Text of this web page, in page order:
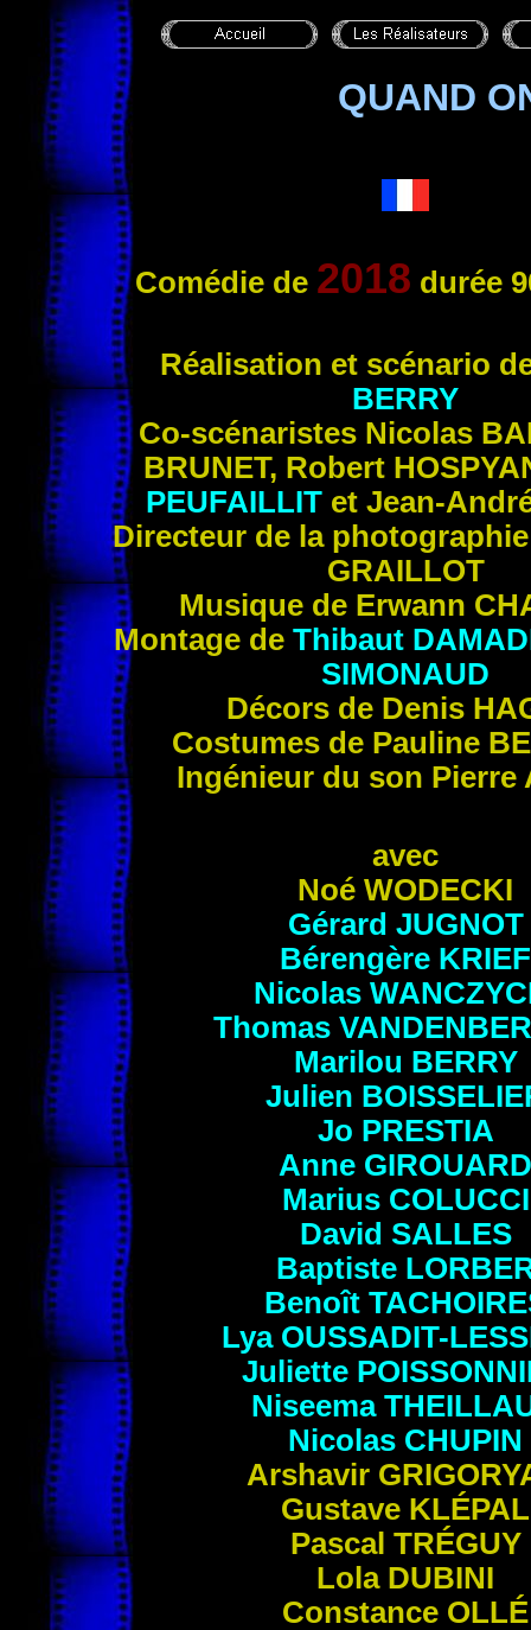
QUAND
Comédie de 2018 durée
Réalisation et scénario
BERRY
Co-scénaristes Nicolas
BRUNET, Robert
PEUFAILLIT et Jean-
Directeur de la
GRAILLOT
Musique de Erwann
Montage de Thibaut
SIMONAUD
Décors de Denis
Costumes de Pauline
Ingénieur du son Pierre
avec
Noé WODECKI
Gérard JUGNOT
Bérengère KRIEF
Nicolas
Thomas
Marilou BERRY
Julien
Jo PRESTIA
Anne GIROUARD
Marius COLUCCI
David SALLES
Baptiste
Benoît
LyaOUSSADIT-
Juliette
Niseema
Nicolas CHUPIN
Arshavir
Gustave KLÉPAL
Pascal TRÉGUY
Lola DUBINI
Constance OLLÉ